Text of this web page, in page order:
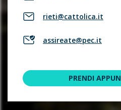
rieti@cattolica.it
assireate@pec.it
PRENDI